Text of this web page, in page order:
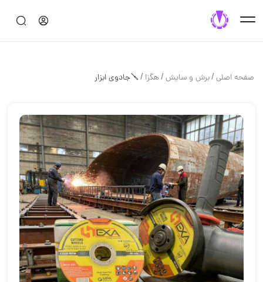
صفحه اصلی/برش و سايش/هگزا /🪛جادوی ابزار